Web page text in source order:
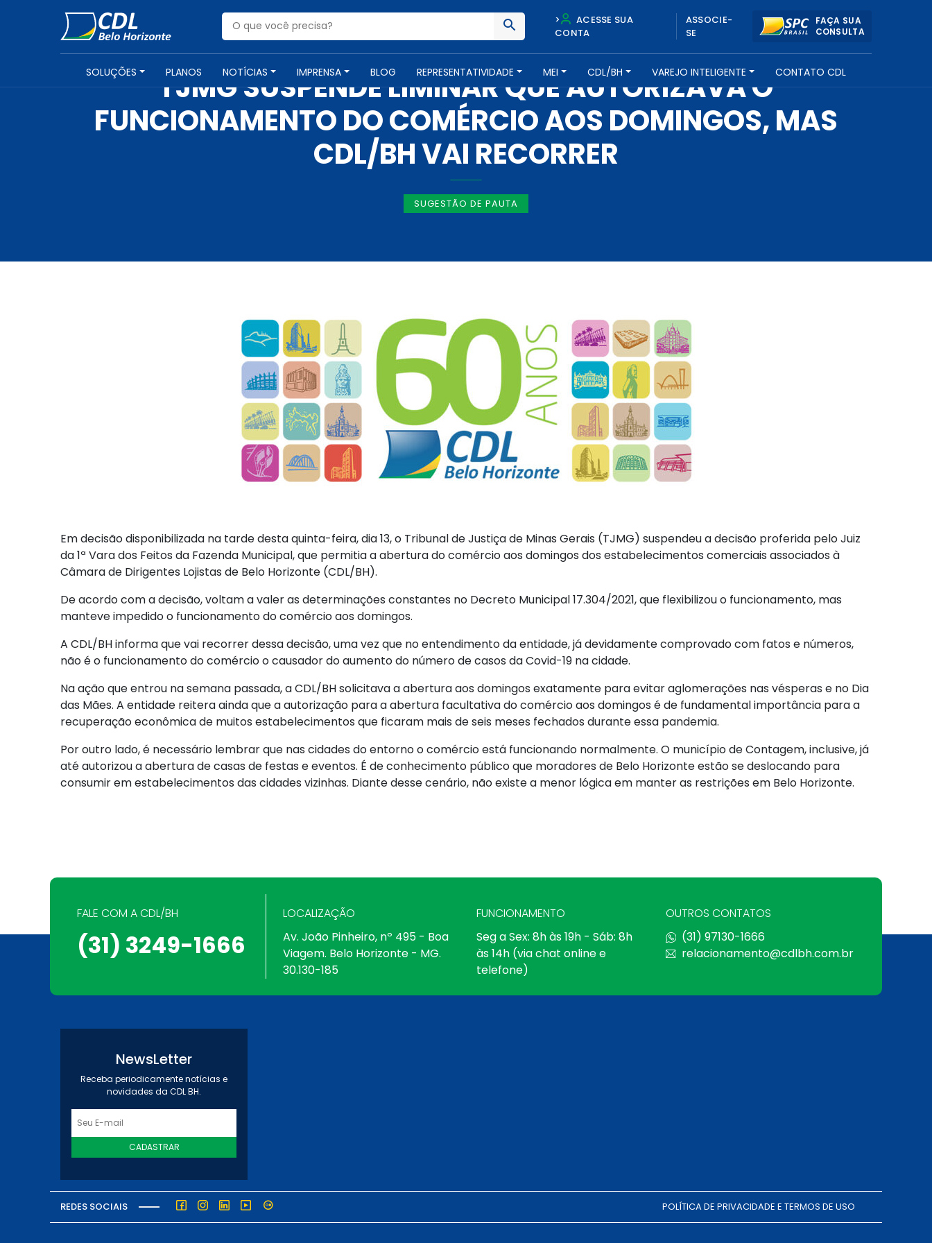
>
ACESSE SUA
CONTA
ASSOCIE-
SE
FAÇA SUA
CONSULTA
SOLUÇÕES PLANOS NOTÍCIAS IMPRENSA BLOG REPRESENTATIVIDADE MEI CDL/BH VAREJO INTELIGENTE CONTATO CDL
IMPRENSA -13 DE MAIO DE 2021
TJMG SUSPENDE LIMINAR QUE AUTORIZAVA O
FUNCIONAMENTO DO COMÉRCIO AOS DOMINGOS, MAS
CDL/BH VAI RECORRER
SUGESTÃO DE PAUTA
Em decisão disponibilizada na tarde desta quinta-feira, dia 13, o Tribunal de Justiça de Minas Gerais (TJMG) suspendeu a decisão proferida pelo Juiz
da 1ª Vara dos Feitos da Fazenda Municipal, que permitia a abertura do comércio aos domingos dos estabelecimentos comerciais associados à
Câmara de Dirigentes Lojistas de Belo Horizonte (CDL/BH).
De acordo com a decisão, voltam a valer as determinações constantes no Decreto Municipal 17.304/2021, que flexibilizou o funcionamento, mas
manteve impedido o funcionamento do comércio aos domingos.
A CDL/BH informa que vai recorrer dessa decisão, uma vez que no entendimento da entidade, já devidamente comprovado com fatos e números,
não é o funcionamento do comércio o causador do aumento do número de casos da Covid-19 na cidade.
Na ação que entrou na semana passada, a CDL/BH solicitava a abertura aos domingos exatamente para evitar aglomerações nas vésperas e no Dia
das Mães. A entidade reitera ainda que a autorização para a abertura facultativa do comércio aos domingos é de fundamental importância para a
recuperação econômica de muitos estabelecimentos que ficaram mais de seis meses fechados durante essa pandemia.
Por outro lado, é necessário lembrar que nas cidades do entorno o comércio está funcionando normalmente. O município de Contagem, inclusive, já
até autorizou a abertura de casas de festas e eventos. É de conhecimento público que moradores de Belo Horizonte estão se deslocando para
consumir em estabelecimentos das cidades vizinhas. Diante desse cenário, não existe a menor lógica em manter as restrições em Belo Horizonte.
FALE COM A CDL/BH
(31) 3249-1666
LOCALIZAÇÃO
Av. João Pinheiro, nº 495 - Boa
Viagem. Belo Horizonte - MG.
30.130-185
FUNCIONAMENTO
Seg a Sex: 8h às 19h - Sáb: 8h
às 14h (via chat online e
telefone)
OUTROS CONTATOS
(31) 97130-1666
relacionamento@cdlbh.com.br
NewsLetter
Receba periodicamente notícias e
novidades da CDL BH.
CADASTRAR
REDES SOCIAIS POLÍTICA DE PRIVACIDADE E TERMOS DE USO